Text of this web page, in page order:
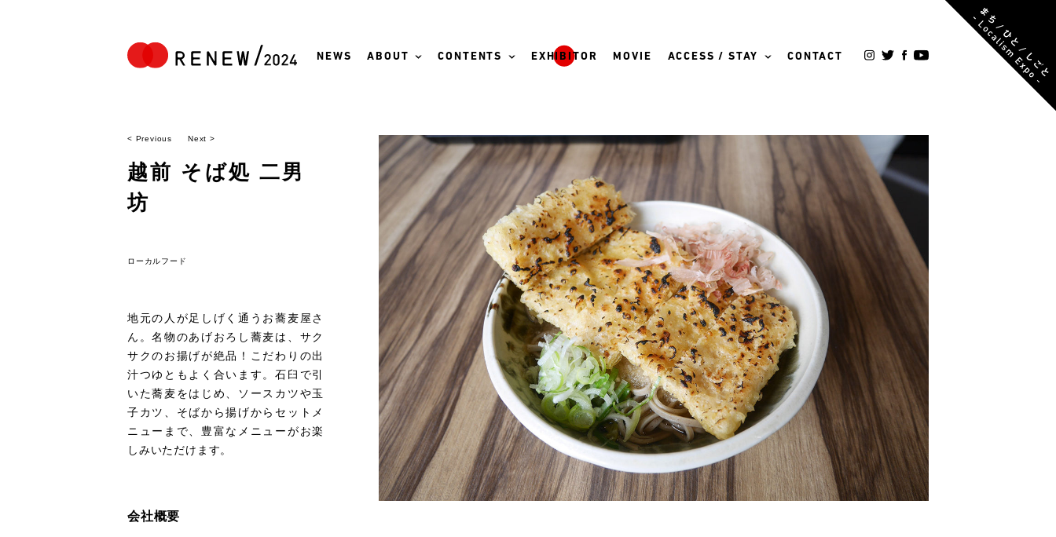
NEWS ABOUT CONTENTS EXHIBITOR MOVIE ACCESS / STAY CONTACT
< Previous Next >
越前 そば処 二男
坊
ローカルフード
地元の人が足しげく通うお蕎麦屋さ
ん。名物のあげおろし蕎麦は、サク
サクのお揚げが絶品！こだわりの出
汁つゆともよく合います。石臼で引
いた蕎麦をはじめ、ソースカツや玉
子カツ、そばから揚げからセットメ
ニューまで、豊富なメニューがお楽
しみいただけます。
会社概要